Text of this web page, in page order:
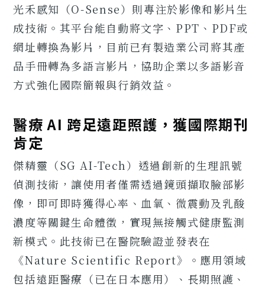
光禾感知（O-Sense）則專注於影像和影片生
成技術。其平台能自動將文字、PPT、PDF或
網址轉換為影片，目前已有製造業公司將其產
品手冊轉為多語言影片，協助企業以多語影音
方式強化國際簡報與行銷效益。
醫療 AI 跨足遠距照護，獲國際期刊
肯定
傑精靈（SG AI-Tech）透過創新的生理訊號
偵測技術，讓使用者僅需透過鏡頭擷取臉部影
像，即可即時獲得心率、血氧、微震動及乳酸
濃度等關鍵生命體徵，實現無接觸式健康監測
新模式。此技術已在醫院驗證並發表在
《Nature Scientific Report》。應用領域
包括遠距醫療（已在日本應用）、長期照護、